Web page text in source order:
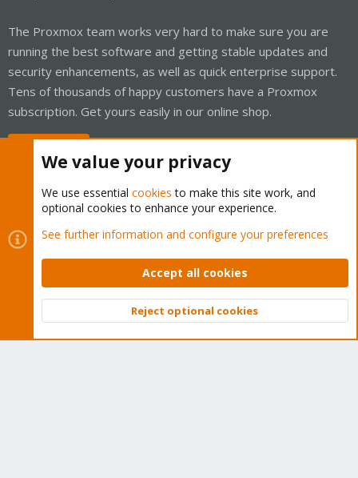
The Proxmox team works very hard to make sure you are
running the best software and getting stable updates and
security enhancements, as well as quick enterprise support.
Tens of thousands of happy customers have a Proxmox
subscription. Get yours easily in our online shop.
Cookies
Proxmox Support Forum - Light Mode
Contact us
Terms and rules Privacy policy Help Home
Community platform by XenForo © 2010-2026 XenForo Ltd.
Top
We value your privacy
We use essential cookies to make this site work, and
optional cookies to enhance your experience.
See further information and configure your preferences
Accept all cookies
Reject optional cookies